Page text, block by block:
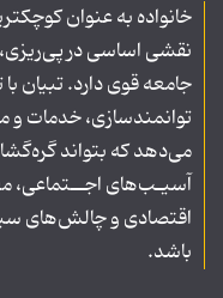
خانواده به عنوان
نقشی اساسی در
جامعه قوی دارد. تبیان
توانمندسازی، خدمات و
می‌دهد که بتواند
آسیـب‌های
اقتصادی و چالش‌های
باشد.